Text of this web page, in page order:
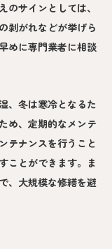
のサインとしては、
剥がれなどが挙げら
めに専門業者に相談
、冬は寒冷となるた
め、定期的なメンテ
テナンスを行うこと
ことができます。ま
、大規模な修繕を避